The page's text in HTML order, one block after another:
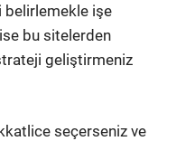
işe
bu sitelerden
geliştirmeniz
seçerseniz ve